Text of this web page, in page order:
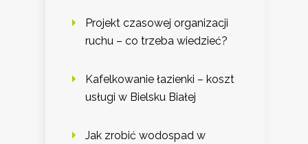
Projekt czasowej organizacji
ruchu – co trzeba wiedzieć?
Kafelkowanie łazienki – koszt
usługi w Bielsku Białej
Jak zrobić wodospad w